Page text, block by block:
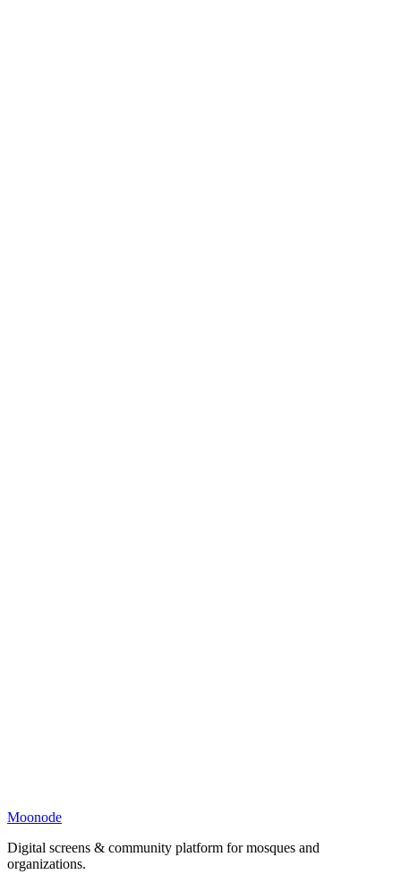
Moonode
Digital screens & community platform for mosques and
organizations.